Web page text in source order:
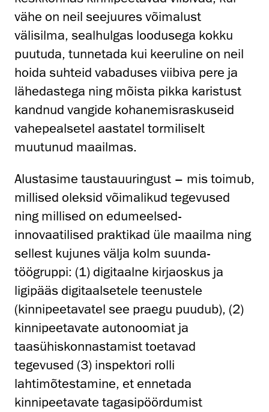
vähe on neil seejuures võimalust
välisilma, sealhulgas loodusega kokku
puutuda, tunnetada kui keeruline on neil
hoida suhteid vabaduses viibiva pere ja
lähedastega ning mõista pikka karistust
kandnud vangide kohanemisraskuseid
vahepealsetel aastatel tormiliselt
muutunud maailmas.
Alustasime taustauuringust – mis toimub,
millised oleksid võimalikud tegevused
ning millised on edumeelsed-
innovaatilised praktikad üle maailma ning
sellest kujunes välja kolm suunda-
töögruppi: (1) digitaalne kirjaoskus ja
ligipääs digitaalsetele teenustele
(kinnipeetavatel see praegu puudub), (2)
kinnipeetavate autonoomiat ja
taasühiskonnastamist toetavad
tegevused (3) inspektori rolli
lahtimõtestamine, et ennetada
kinnipeetavate tagasipöördumist